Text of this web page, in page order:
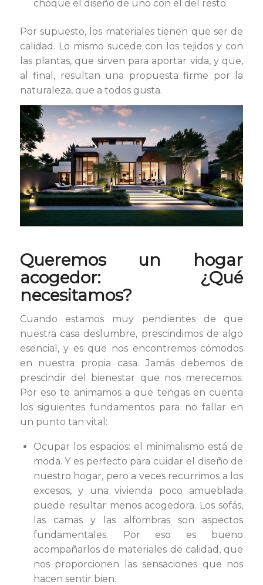
choque el diseño de uno con el del resto.
Por supuesto, los materiales tienen que ser de
calidad. Lo mismo sucede con los tejidos y con
las plantas, que sirven para aportar vida, y que,
al final, resultan una propuesta firme por la
naturaleza, que a todos gusta.
Queremos un hogar
acogedor: ¿Qué
necesitamos?
Cuando estamos muy pendientes de que
nuestra casa deslumbre, prescindimos de algo
esencial, y es que nos encontremos cómodos
en nuestra propia casa. Jamás debemos de
prescindir del bienestar que nos merecemos.
Por eso te animamos a que tengas en cuenta
los siguientes fundamentos para no fallar en
un punto tan vital:
Ocupar los espacios: el minimalismo está de
moda. Y es perfecto para cuidar el diseño de
nuestro hogar, pero a veces recurrimos a los
excesos, y una vivienda poco amueblada
puede resultar menos acogedora. Los sofás,
las camas y las alfombras son aspectos
fundamentales. Por eso es bueno
acompañarlos de materiales de calidad, que
nos proporcionen las sensaciones que nos
hacen sentir bien.